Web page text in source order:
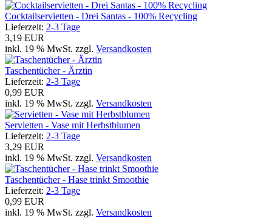
Cocktailservietten - Drei Santas - 100% Recycling
Lieferzeit: 2-3 Tage
3,19 EUR
inkl. 19 % MwSt. zzgl. Versandkosten
Taschentücher - Ärztin
Lieferzeit: 2-3 Tage
0,99 EUR
inkl. 19 % MwSt. zzgl. Versandkosten
Servietten - Vase mit Herbstblumen
Lieferzeit: 2-3 Tage
3,29 EUR
inkl. 19 % MwSt. zzgl. Versandkosten
Taschentücher - Hase trinkt Smoothie
Lieferzeit: 2-3 Tage
0,99 EUR
inkl. 19 % MwSt. zzgl. Versandkosten